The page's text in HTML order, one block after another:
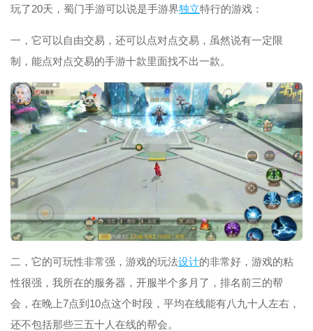
玩了20天，蜀门手游可以说是手游界独立特行的游戏：
一，它可以自由交易，还可以点对点交易，虽然说有一定限
制，能点对点交易的手游十款里面找不出一款。
二，它的可玩性非常强，游戏的玩法设计的非常好，游戏的粘
性很强，我所在的服务器，开服半个多月了，排名前三的帮
会，在晚上7点到10点这个时段，平均在线能有八九十人左右，
还不包括那些三五十人在线的帮会。